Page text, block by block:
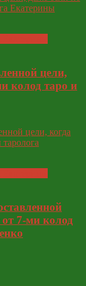
цели,
колод таро и
7-ми колод